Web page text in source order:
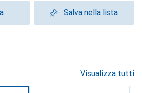
Salva nella lista
Visualizza tutti